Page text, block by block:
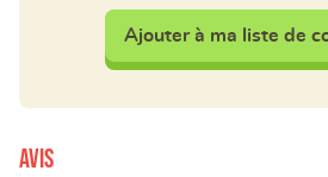
Ajouter à ma liste de
Avis